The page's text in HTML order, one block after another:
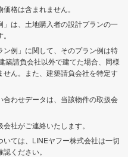
格は含まれません。
」は、土地購入者の設計プランの一
ン例」に関して、そのプラン例は特
築請負会社以外で建てた場合、同様
ん。また、建築請負会社を特定す
わせデータは、当該物件の取扱会
社がご連絡いたします。
ては、LINEヤフー株式会社は一切
ください。